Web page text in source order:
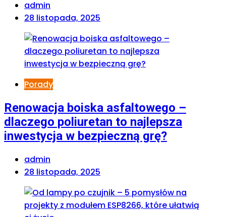
admin
28 listopada, 2025
Porady
Renowacja boiska asfaltowego –
dlaczego poliuretan to najlepsza
inwestycja w bezpieczną grę?
admin
28 listopada, 2025